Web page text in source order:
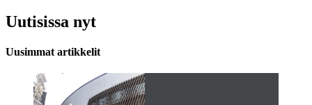
Uutisissa nyt
Uusimmat artikkelit